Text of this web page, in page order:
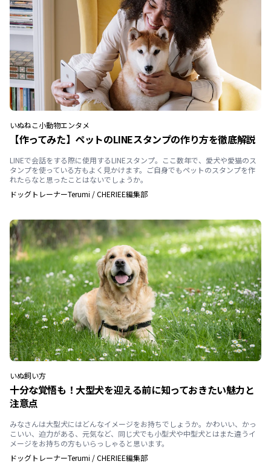
いぬねこ小動物エンタメ
【作ってみた】ペットのLINEスタンプの作り方を徹底解説
LINEで会話をする際に使用するLINEスタンプ。ここ数年で、愛犬や愛猫のス
タンプを使っている方もよく見かけます。ご自身でもペットのスタンプを作
れたらなと思ったことはないでしょうか。
ドッグトレーナーTerumi /CHERIEE編集部
いぬ飼い方
十分な覚悟も！大型犬を迎える前に知っておきたい魅力と
注意点
みなさんは大型犬にはどんなイメージをお持ちでしょうか。かわいい、かっ
こいい、迫力がある、元気など、同じ犬でも小型犬や中型犬とはまた違うイ
メージをお持ちの方もいらっしゃると思います。
ドッグトレーナーTerumi /CHERIEE編集部